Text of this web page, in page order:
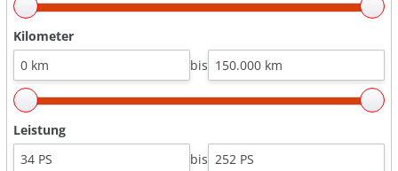
Kilometer
bis
Leistung
bis